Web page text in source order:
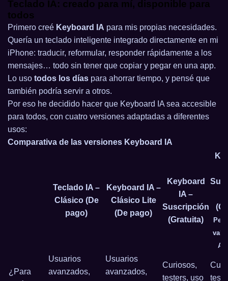
Teclado IA: creado para mí, disponible para
todos
Primero creé Keyboard IA para mis propias necesidades.
Quería un teclado inteligente integrado directamente en mi
iPhone: traducir, reformular, responder rápidamente a los
mensajes… todo sin tener que copiar y pegar en una app.
Lo uso todos los días para ahorrar tiempo, y pensé que
también podría servir a otros.
Por eso he decidido hacer que Keyboard IA sea accesible
para todos, con cuatro versiones adaptadas a diferentes
usos:
Comparativa de las versiones Keyboard IA
Teclado IA –
Clásico (De
pago)
Keyboard IA –
Clásico Lite
(De pago)
Keyboard
IA –
Suscripción
(Gratuita)
¿Para
Usuarios
avanzados,
Usuarios
avanzados,
Curiosos,
testers, uso